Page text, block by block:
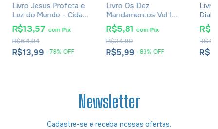
Livro Jesus Profeta e
Luz do Mundo - Cida
Almeida
R$13,99 -78% OFF
R$64,94
R$13,57 com Pix
Livro Os Dez
Mandamentos Vol 1
Adaptação Da Novela
Da Rede Record
R$5,99 -83% OFF
R$34,90
R$5,81 com Pix
Livro
- C.
Newsletter
Cadastre-se e receba nossas ofertas.